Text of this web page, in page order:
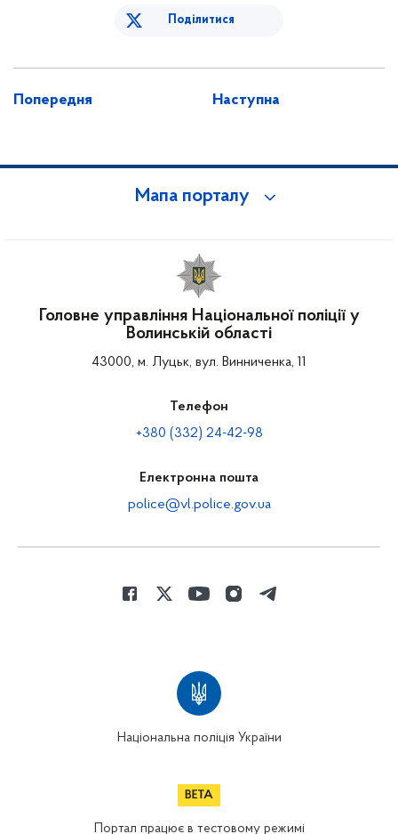
Поділитися
Попередня Наступна
Мапа порталу
Головне управління Національної поліції у
Волинській області
43000, м. Луцьк, вул. Винниченка, 11
Телефон
+380 (332) 24-42-98
Електронна пошта
police@vl.police.gov.ua
Національна поліція України
Портал працює в тестовому режимі